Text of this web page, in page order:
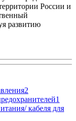
России и
развитию
2
1
кабеля для